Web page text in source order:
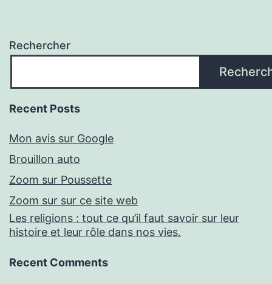
Rechercher
Recent Posts
Mon avis sur Google
Brouillon auto
Zoom sur Poussette
Zoom sur sur ce site web
Les religions : tout ce qu’il faut savoir sur leur
histoire et leur rôle dans nos vies.
Recent Comments